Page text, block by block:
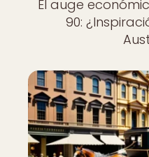
El auge
90: